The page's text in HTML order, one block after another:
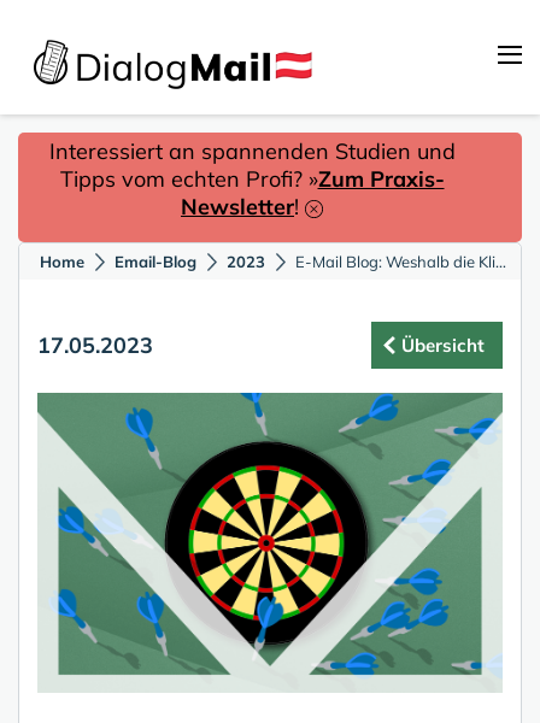
Interessiert an spannenden Studien und
Tipps vom echten Profi? »Zum Praxis-
Newsletter!
Home Email-Blog 2023 E-Mail Blog: Weshalb die Klickrate falsche Ergebnisse liefert
17.05.2023 Übersicht